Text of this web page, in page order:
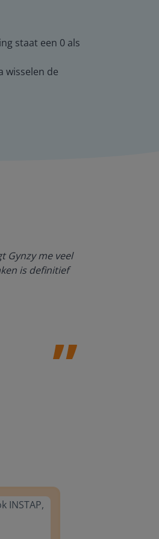
staat een 0 als
wisselen de
Gynzy me veel
is definitief